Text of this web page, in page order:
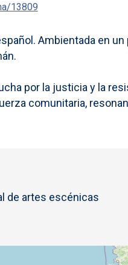
13809
Ambientada en
por la justicia y la
comunitaria,
de artes escénicas